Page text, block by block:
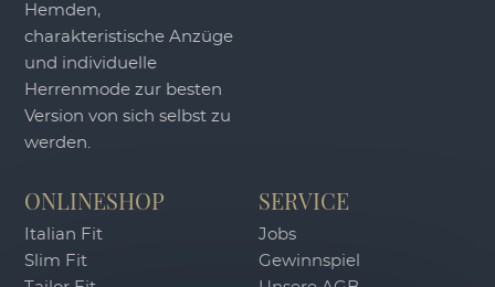
Hemden,
charakteristische Anzüge
und individuelle
Herrenmode zur besten
Version von sich selbst zu
werden.
ONLINESHOP
Italian Fit
Slim Fit
SERVICE
Jobs
Gewinnspiel